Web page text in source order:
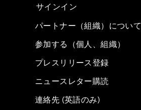
サインイン
パートナー（組織）につい
参加する（個人、組織）
プレスリリース登録
ニュースレター購読
連絡先 (英語のみ)